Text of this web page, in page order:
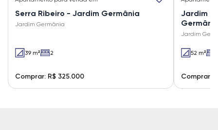
Serra Ribeiro - Jardim Germânia
Jardim Germânia
39 m² 2
Comprar: R$ 325.000
Jardim
Jardim
52 m²
Comprar: